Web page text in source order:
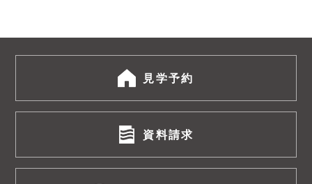
見学予約
資料請求